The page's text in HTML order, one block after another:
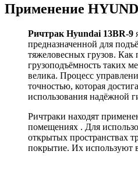
Применение
Ричтрак Hyundai 13ВR-9
предназначенной для
тяжеловесных грузов. Как
грузоподъёмность таких
велика. Процесс
точностью, которая
использования надёжной
Ричтраки находят
помещениях . Для
открытых пространствах
покрытие. Их используют